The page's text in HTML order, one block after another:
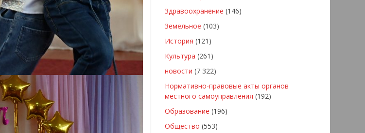
Здравоохранение (146)
Земельное (103)
История (121)
Культура (261)
новости (7 322)
Нормативно-правовые акты органов
местного самоуправления (192)
Образование (196)
Общество (553)